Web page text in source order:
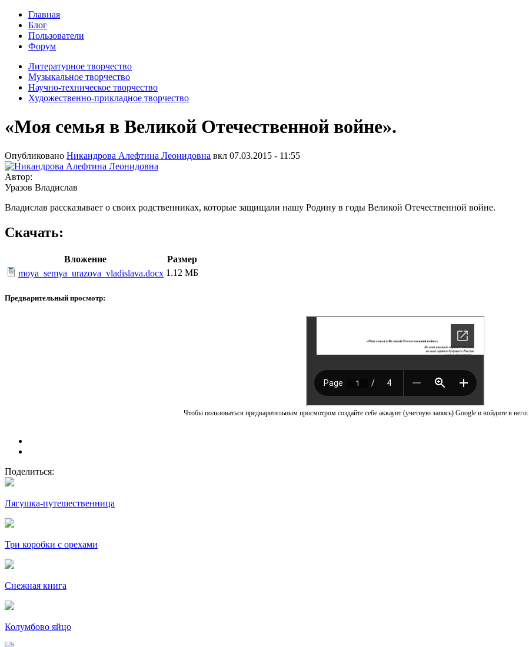
Главная
Блог
Пользователи
Форум
Литературное творчество
Музыкальное творчество
Научно-техническое творчество
Художественно-прикладное творчество
«Моя семья в Великой Отечественной войне».
Опубликовано Никандрова Алефтина Леонидовна вкл 07.03.2015 - 11:55
Автор:
Уразов Владислав
Владислав рассказывает о своих родственниках, которые защищали нашу Родину в годы Великой Отечественной войне.
Скачать:
Вложение
Размер
moya_semya_urazova_vladislava.docx 1.12 МБ
Предварительный просмотр:
Чтобы пользоваться предварительным просмотром создайте себе аккаунт (учетную запись) Google и войдите в него:
Поделиться:
Лягушка-путешественница
Три коробки с орехами
Снежная книга
Колумбово яйцо